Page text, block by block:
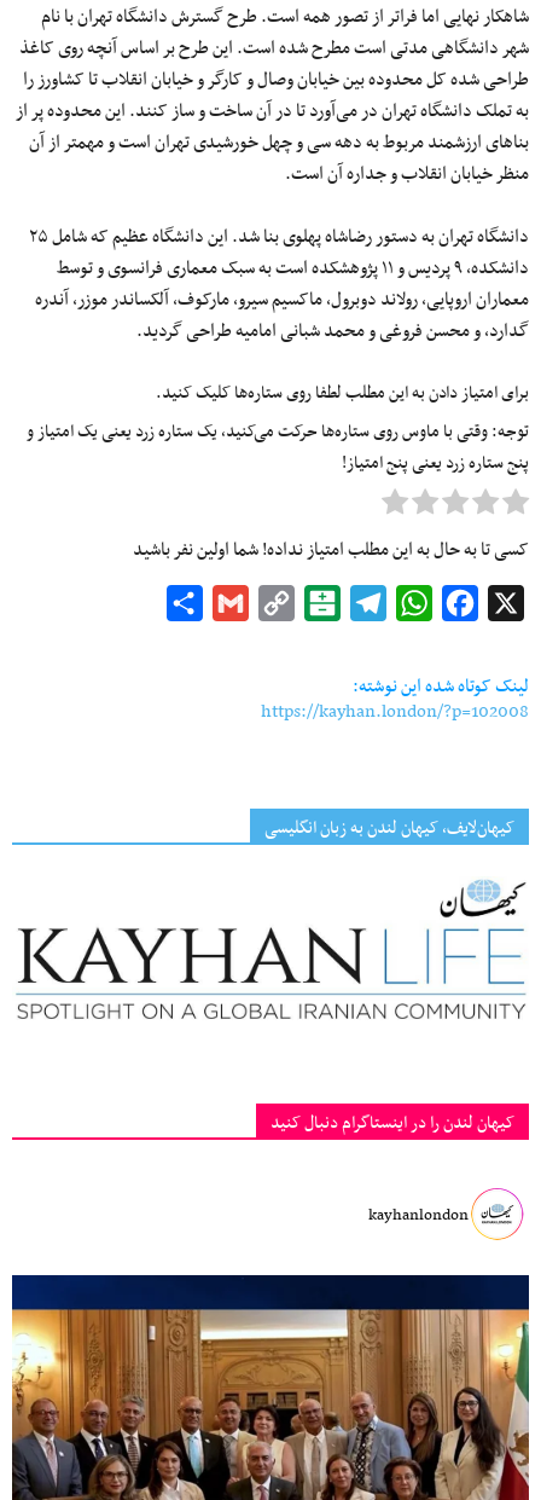
شاهکار نهایی اما فراتر از تصور همه است. طرح گسترش دانشگاه تهران با نام
شهر دانشگاهی مدتی است مطرح شده است. این طرح بر اساس آنچه روی کاغذ
طراحی شده کل محدوده بین خیابان وصال و کارگر و خیابان انقلاب تا کشاورز را
به تملک دانشگاه تهران در می‌آورد تا در آن ساخت و ساز کنند. این محدوده پر از
بناهای ارزشمند مربوط به دهه سی و چهل خورشیدی تهران است و مهمتر از آن
منظر خیابان انقلاب و جداره آن است.
دانشگاه تهران به دستور رضاشاه پهلوی بنا شد. این دانشگاه عظیم که شامل ۲۵
دانشکده، ۹ پردیس و ۱۱ پژوهشکده است به سبک معماری فرانسوی و توسط
معماران اروپایی، رولاند دوبرول، ماکسیم سیرو، مارکوف، آلکساندر موزر، آندره
گدارد، و محسن فروغی و محمد شبانی امامیه طراحی گردید.
برای امتیاز دادن به این مطلب لطفا روی ستاره‌ها کلیک کنید.
توجه: وقتی با ماوس روی ستاره‌ها حرکت می‌کنید، یک ستاره زرد یعنی یک امتیاز و
پنج ستاره زرد یعنی پنج امتیاز!
کسی تا به حال به این مطلب امتیاز نداده! شما اولین نفر باشید
Facebook
WhatsApp
Telegram
Balatarin
Copy
Gmail
لینک کوتاه شده این نوشته:
https://kayhan.london/?p=102008
کیهان‌لایف، کیهان لندن به زبان انگلیسی
کیهان لندن را در اینستاگرام دنبال کنید
kayhanlondon